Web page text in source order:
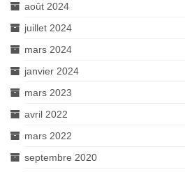
août 2024
juillet 2024
mars 2024
janvier 2024
mars 2023
avril 2022
mars 2022
septembre 2020